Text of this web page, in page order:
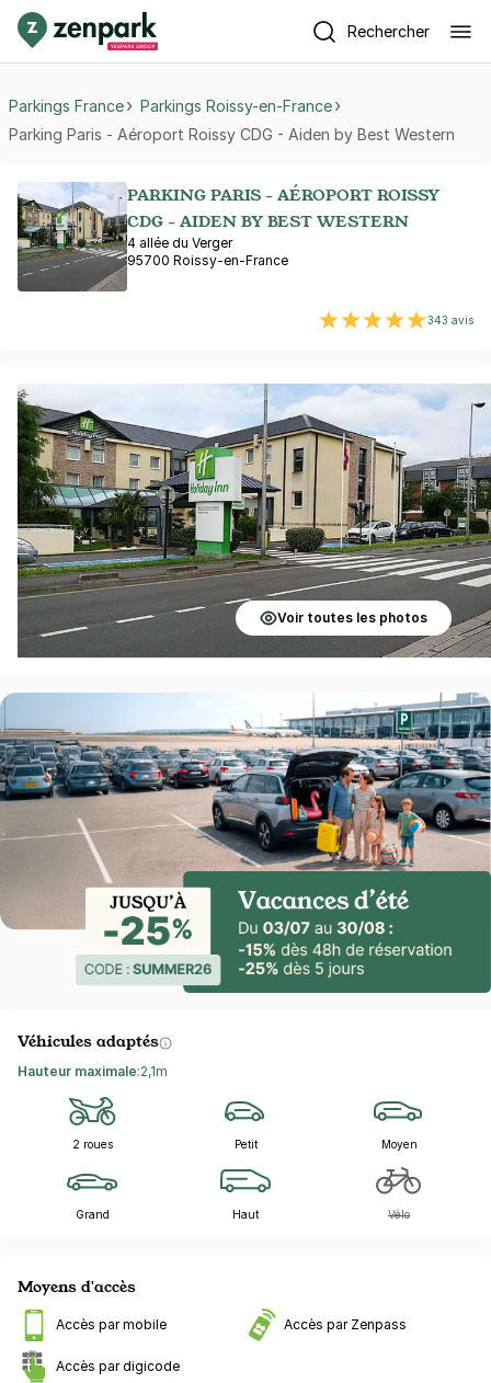
Rechercher
Parkings France
Parkings Roissy-en-France
Parking Paris - Aéroport Roissy CDG - Aiden by Best Western
PARKING PARIS - AÉROPORT ROISSY
CDG - AIDEN BY BEST WESTERN
4 allée du Verger
95700 Roissy-en-France
343 avis
Voir toutes les photos
Véhicules adaptés
Hauteur maximale:2,1m
2 roues Petit Moyen
Grand Haut Vélo
Moyens d'accès
Accès par mobile Accès par Zenpass
Accès par digicode